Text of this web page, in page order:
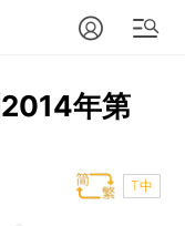
年第
T中